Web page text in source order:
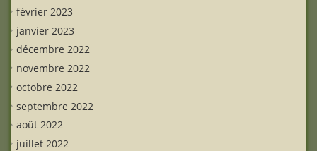
février 2023
janvier 2023
décembre 2022
novembre 2022
octobre 2022
septembre 2022
août 2022
juillet 2022